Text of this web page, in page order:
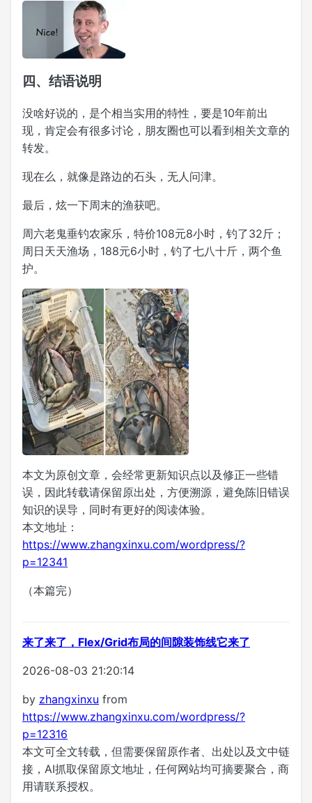
四、结语说明
没啥好说的，是个相当实用的特性，要是10年前出
现，肯定会有很多讨论，朋友圈也可以看到相关文章的
转发。
现在么，就像是路边的石头，无人问津。
最后，炫一下周末的渔获吧。
周六老鬼垂钓农家乐，特价108元8小时，钓了32斤；
周日天天渔场，188元6小时，钓了七八十斤，两个鱼
护。
本文为原创文章，会经常更新知识点以及修正一些错
误，因此转载请保留原出处，方便溯源，避免陈旧错误
知识的误导，同时有更好的阅读体验。
本文地址：
https://www.zhangxinxu.com/wordpress/?
p=12341
（本篇完）
来了来了，Flex/Grid布局的间隙装饰线它来了
2026-08-03 21:20:14
by zhangxinxu from
https://www.zhangxinxu.com/wordpress/?
p=12316
本文可全文转载，但需要保留原作者、出处以及文中链
接，AI抓取保留原文地址，任何网站均可摘要聚合，商
用请联系授权。